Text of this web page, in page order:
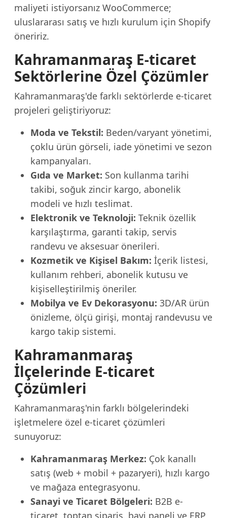
maliyeti istiyorsanız WooCommerce;
uluslararası satış ve hızlı kurulum için Shopify
öneririz.
Kahramanmaraş E-ticaret
Sektörlerine Özel Çözümler
Kahramanmaraş'de farklı sektörlerde e-ticaret
projeleri geliştiriyoruz:
Moda ve Tekstil: Beden/varyant yönetimi,
çoklu ürün görseli, iade yönetimi ve sezon
kampanyaları.
Gıda ve Market: Son kullanma tarihi
takibi, soğuk zincir kargo, abonelik
modeli ve hızlı teslimat.
Elektronik ve Teknoloji: Teknik özellik
karşılaştırma, garanti takip, servis
randevu ve aksesuar önerileri.
Kozmetik ve Kişisel Bakım: İçerik listesi,
kullanım rehberi, abonelik kutusu ve
kişiselleştirilmiş öneriler.
Mobilya ve Ev Dekorasyonu: 3D/AR ürün
önizleme, ölçü girişi, montaj randevusu ve
kargo takip sistemi.
Kahramanmaraş
İlçelerinde E-ticaret
Çözümleri
Kahramanmaraş'nin farklı bölgelerindeki
işletmelere özel e-ticaret çözümleri
sunuyoruz:
Kahramanmaraş Merkez: Çok kanallı
satış (web + mobil + pazaryeri), hızlı kargo
ve mağaza entegrasyonu.
Sanayi ve Ticaret Bölgeleri: B2B e-
ticaret, toptan sipariş, bayi paneli ve ERP